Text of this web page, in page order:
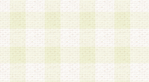
録を行うものとします。なお
者については、登録時に 当
権者による承認手続きを行う
第3条 会員の登録方法
1.会員登録手続きは、会員登
る登録は一切認められないも